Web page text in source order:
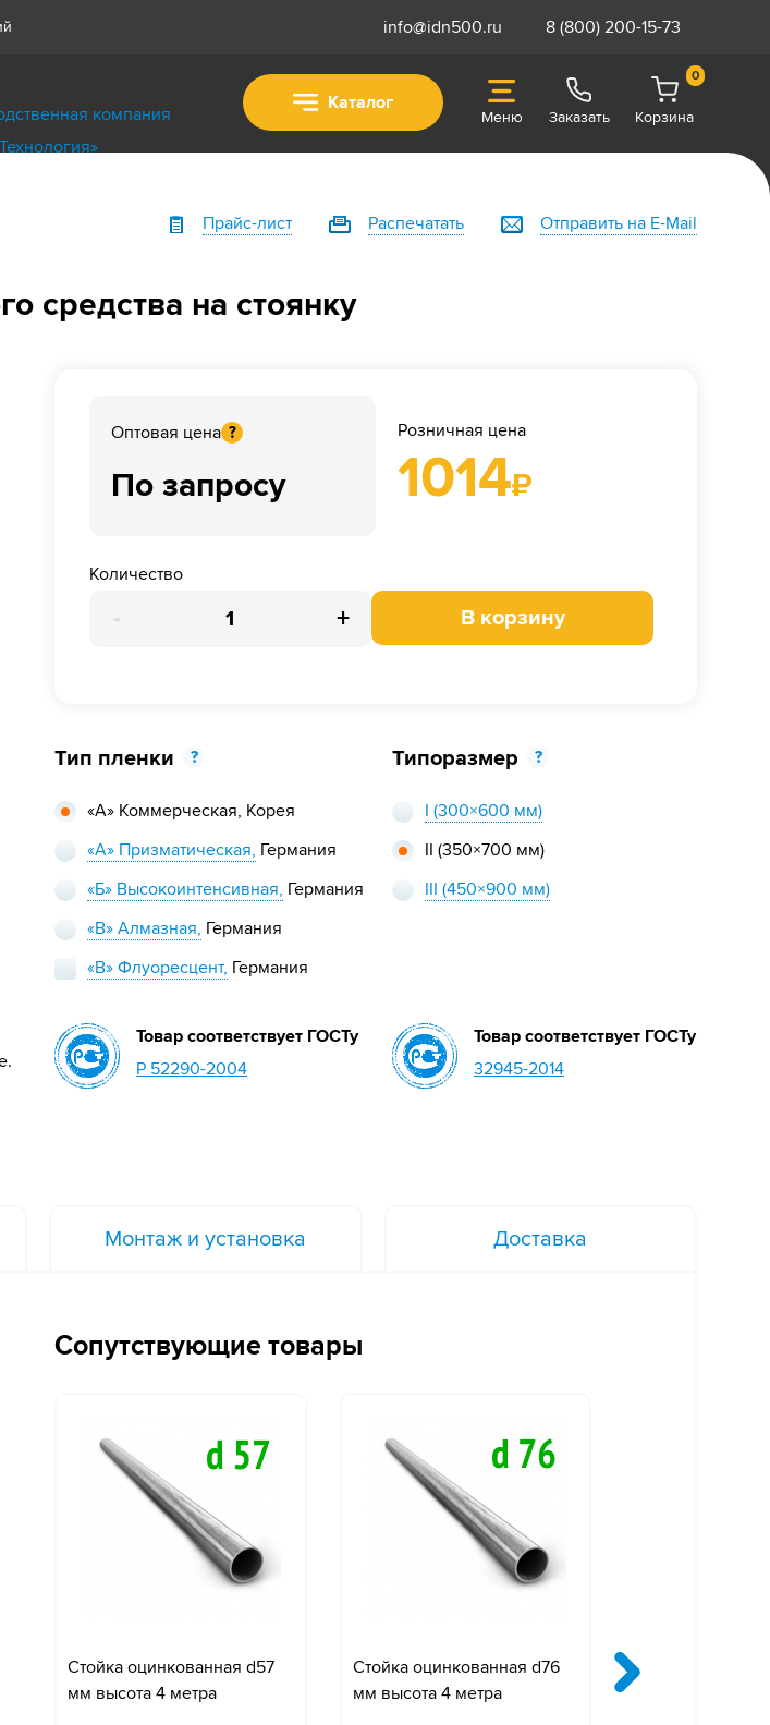
info@idn500.ru 8 (800) 200-15-73
Каталог
Меню Заказать
0
Корзина
Прайс-лист Распечатать Отправить на E-Mail
средства на стоянку
Оптовая цена ?
По запросу
Розничная цена
1014₽
Количество
- + В корзину
Тип пленки ?
«А» Коммерческая, Корея
«А» Призматическая, Германия
«Б» Высокоинтенсивная, Германия
«В» Алмазная, Германия
«В» Флуоресцент, Германия
Типоразмер ?
I (300×600 мм)
II (350×700 мм)
III (450×900 мм)
Товар соответствует ГОСТу
Р 52290-2004
Товар соответствует ГОСТу
32945-2014
Монтаж и установка Доставка
Сопутствующие товары
Стойка оцинкованная d57
мм высота 4 метра
Стойка оцинкованная d76
мм высота 4 метра
Крепление